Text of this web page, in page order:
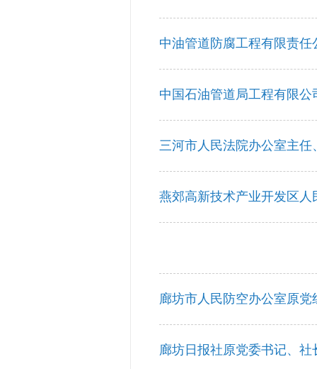
中油管道防腐工程有限责
中国石油管道局工程有限
三河市人民法院办公室主
燕郊高新技术产业开发区
廊坊市人民防空办公室原
廊坊日报社原党委书记、